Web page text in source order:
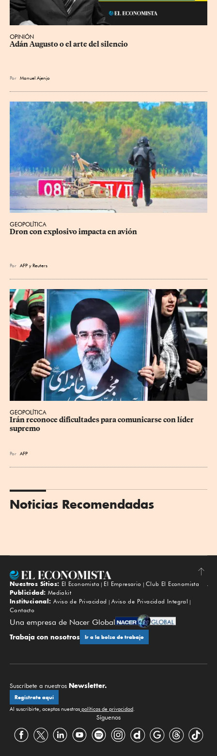
OPINIÓN
Adán Augusto o el arte del silencio
Por Manuel Ajenjo
GEOPOLÍTICA
Dron con explosivo impacta en avión
Por AFP yReuters
GEOPOLÍTICA
Irán reconoce dificultades para comunicarse con líder
supremo
Por AFP
Noticias Recomendadas
Subir
Nuestros Sitios: El Economista El Empresario
Club El Economista
Publicidad: Mediakit
Institucional: Aviso de Privacidad
Aviso de Privacidad Integral
Contacto
Una empresa de Nacer Global
Trabaja con nosotros Ir a la bolsa de trabajo
Suscríbete a nuestros Newsletter.
Regístrate aquí
Al suscribirte, aceptas nuestras políticas de privacidad.
Síguenos